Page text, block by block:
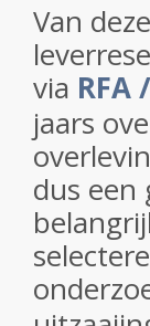
Van
via RFA
jaars
dus een